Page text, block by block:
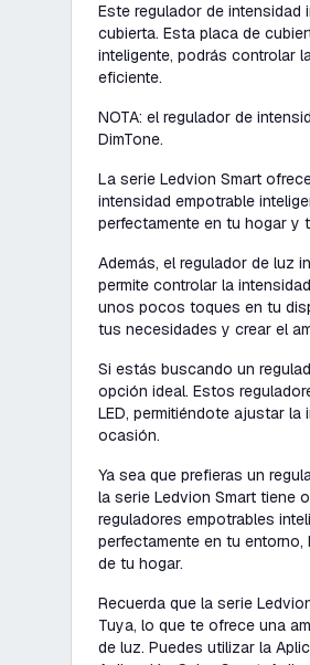
Este regulador de intensidad
cubierta. Esta placa de
inteligente, podrás controlar
eficiente.
NOTA: el regulador de
DimTone.
La serie Ledvion Smart
intensidad empotrable
perfectamente en tu hogar y
Además, el regulador de luz
permite controlar la
unos pocos toques en tu
tus necesidades y crear el
Si estás buscando un
opción ideal. Estos
LED, permitiéndote ajustar
ocasión.
Ya sea que prefieras un
la serie Ledvion Smart tiene
reguladores empotrables
perfectamente en tu
de tu hogar.
Recuerda que la serie
Tuya, lo que te ofrece una
de luz. Puedes utilizar la